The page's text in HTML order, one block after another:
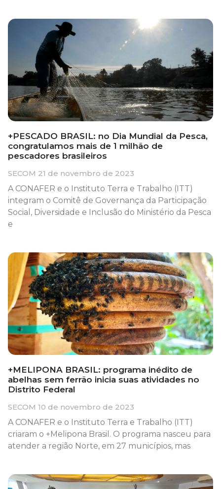
+PESCADO BRASIL: no Dia Mundial da Pesca,
congratulamos mais de 1 milhão de
pescadores brasileiros
SECOM 21 de novembro de 2023
A CONAFER e o Instituto Terra e Trabalho (ITT)
integram o Comitê de Governança da Participação
Social, Diversidade e Inclusão do Ministério da Pesca
e
+MELIPONA BRASIL: programa inédito de
abelhas sem ferrão inicia suas atividades no
Distrito Federal
SECOM 10 de novembro de 2023
A CONAFER e o Instituto Terra e Trabalho (ITT)
criaram o +Melipona Brasil. O programa nasceu para
atender a região Norte, em 27 municípios, mas